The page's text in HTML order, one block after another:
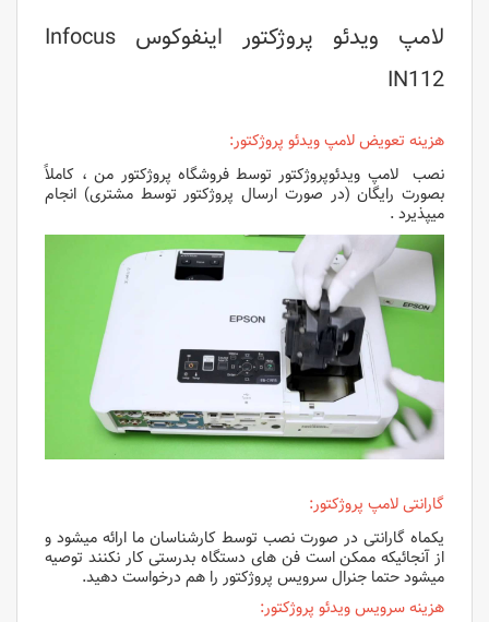
لامپ ویدئو پروژکتور اینفوکوس Infocus
IN112
هزینه تعویض لامپ ویدئو پروژکتور:
نصب لامپ ویدئوپروژکتور توسط فروشگاه پروژکتور من ، کاملاً
بصورت رایگان (در صورت ارسال پروژکتور توسط مشتری) انجام
میپذیرد .
گارانتی لامپ پروژکتور:
یکماه گارانتی در صورت نصب توسط کارشناسان ما ارائه میشود و
از آنجائیکه ممکن است فن های دستگاه بدرستی کار نکنند توصیه
میشود حتما جنرال سرویس پروژکتور را هم درخواست دهید.
هزینه سرویس ویدئو پروژکتور: